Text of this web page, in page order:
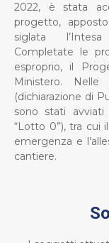
2022, è stata
progetto,
siglata l’Intesa
Completate le
esproprio, il
Ministero. Nelle
(dichiarazione di
sono stati avviati
“Lotto 0”), tra cui
emergenza e
cantiere.